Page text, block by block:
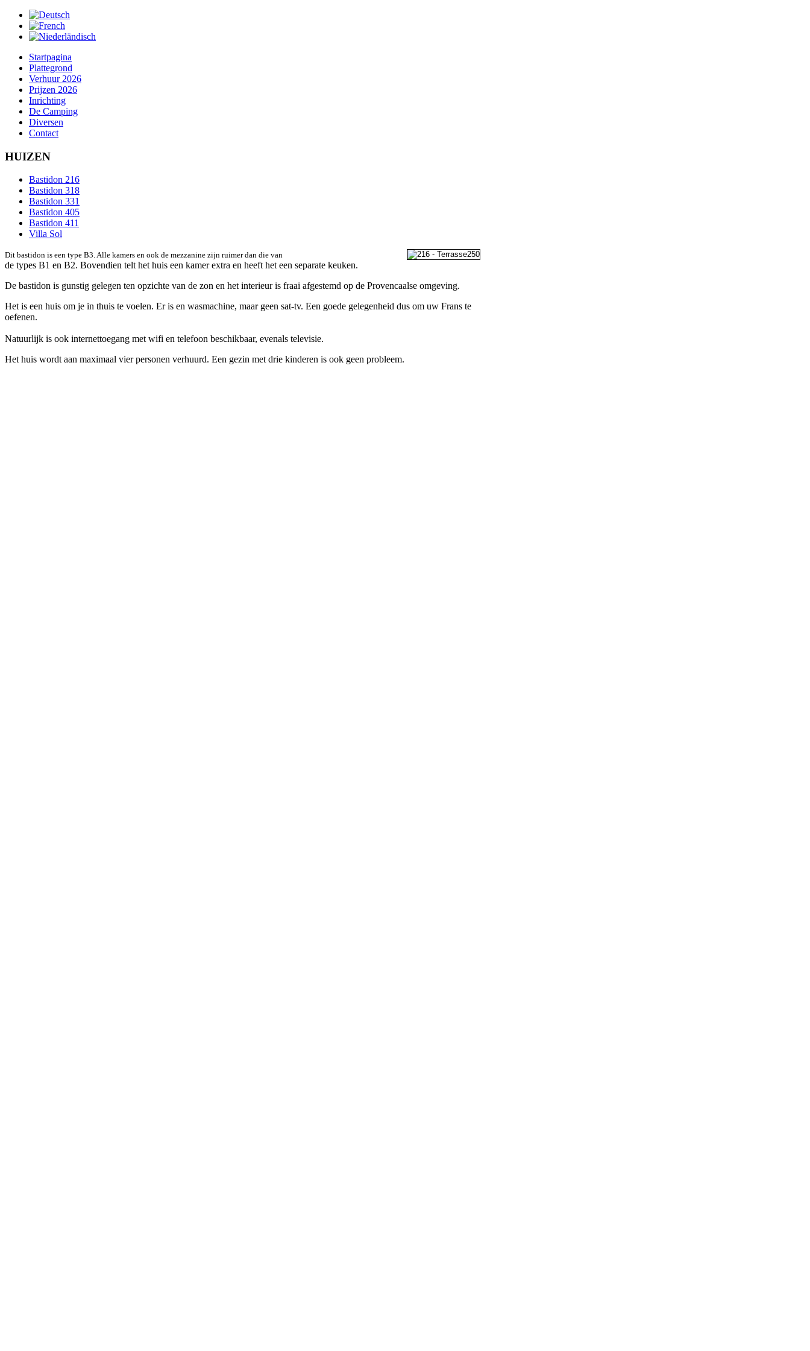
Startpagina
Plattegrond
Verhuur 2026
Prijzen 2026
Inrichting
De Camping
Diversen
Contact
HUIZEN
Bastidon 216
Bastidon 318
Bastidon 331
Bastidon 405
Bastidon 411
Villa Sol
Dit bastidon is een type B3. Alle kamers en ook de mezzanine zijn ruimer dan die van
de types B1 en B2. Bovendien telt het huis een kamer extra en heeft het een separate keuken.
De bastidon is gunstig gelegen ten opzichte van de zon en het interieur is fraai afgestemd op de Provencaalse omgeving.
Het is een huis om je in thuis te voelen. Er is en wasmachine, maar geen sat-tv. Een goede gelegenheid dus om uw Frans te
oefenen.
Natuurlijk is ook internettoegang met wifi en telefoon beschikbaar, evenals televisie.
Het huis wordt aan maximaal vier personen verhuurd. Een gezin met drie kinderen is ook geen probleem.